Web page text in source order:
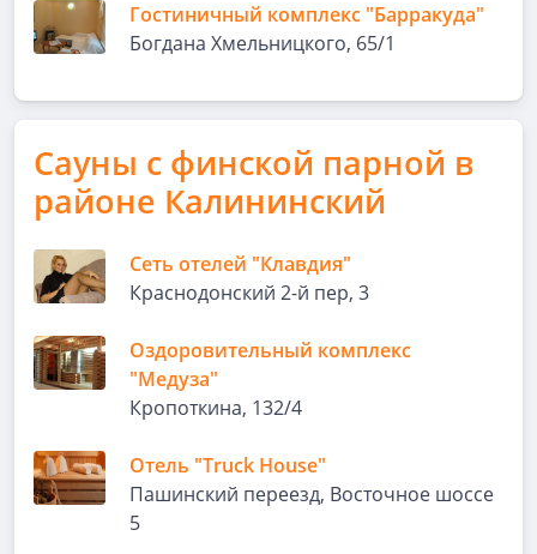
Гостиничный комплекс "Барракуда"
Богдана Хмельницкого, 65/1
Сауны с финской парной в
районе Калининский
Сеть отелей "Клавдия"
Краснодонский 2-й пер, 3
Оздоровительный комплекс
"Медуза"
Кропоткина, 132/4
Отель "Truck House"
Пашинский переезд, Восточное шоссе
5